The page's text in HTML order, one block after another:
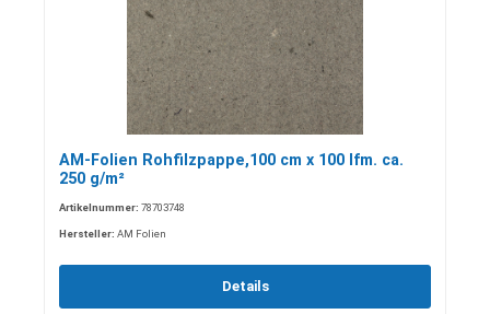
AM-Folien Rohfilzpappe,100 cm x 100 lfm. ca.
250 g/m²
Artikelnummer: 78703748
Hersteller: AM Folien
Details